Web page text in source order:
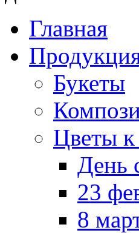
Главная
Букеты
Цветы
День
23
8